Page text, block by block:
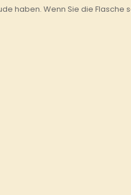
haben. Wenn Sie die